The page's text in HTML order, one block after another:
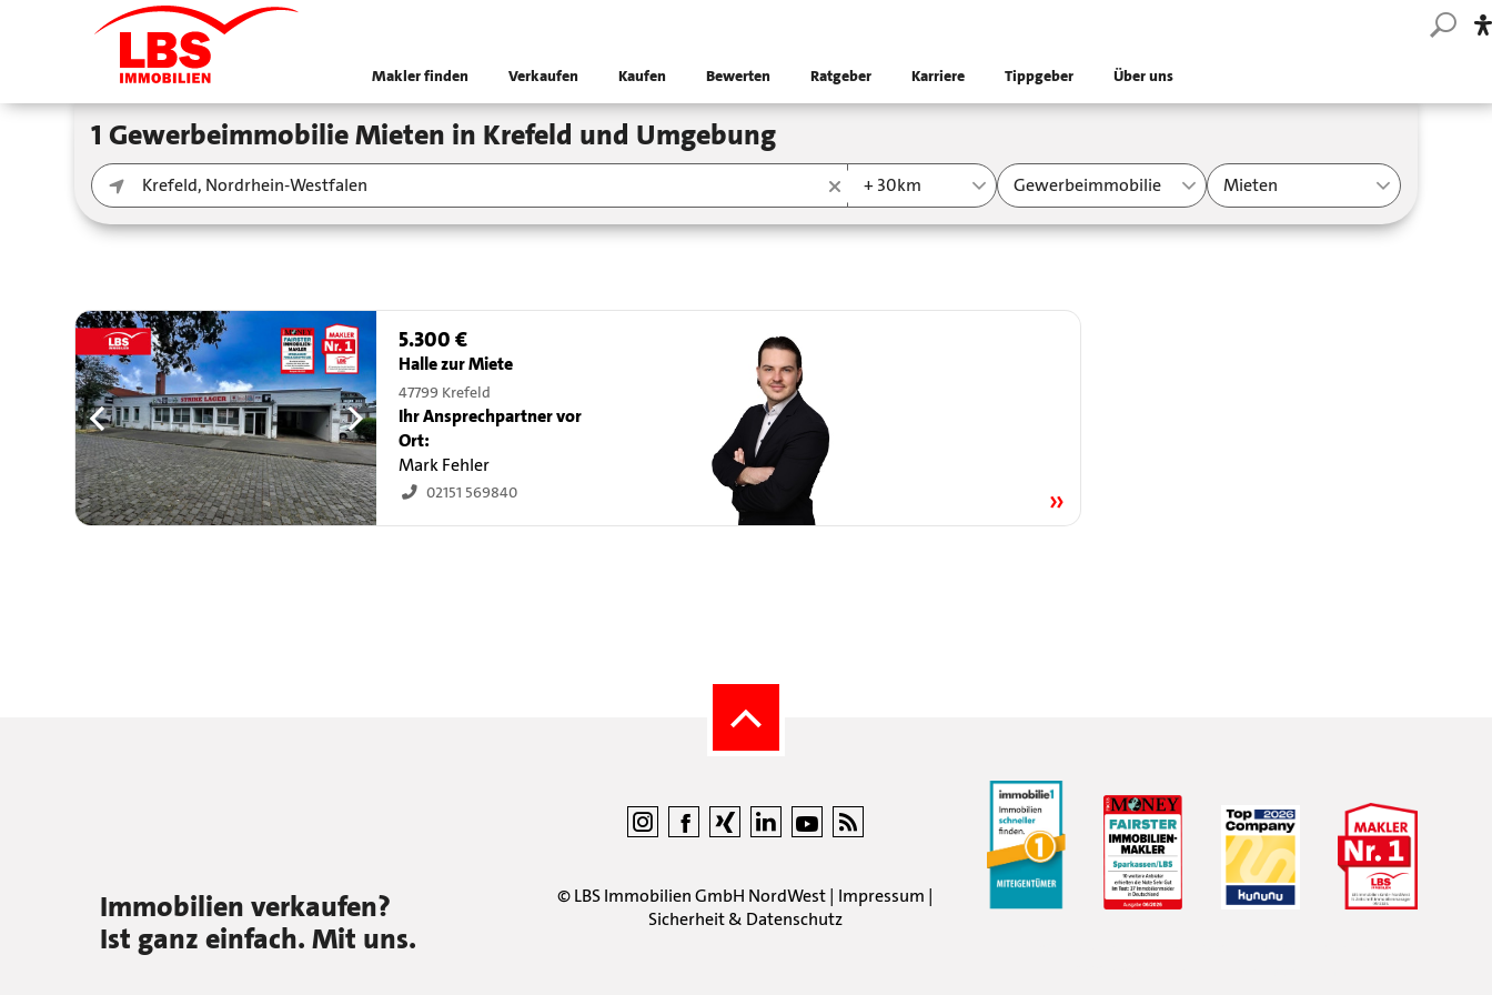
Makler finden Verkaufen Kaufen Bewerten Ratgeber Karriere Tippgeber Über uns
1 Gewerbeimmobilie Mieten in Krefeld und Umgebung
+ 30km Gewerbeimmobilie Mieten
5.300 €
Halle zur Miete
47799 Krefeld
Ihr Ansprechpartner vor
Ort:
Mark Fehler
02151 569840
Immobilien verkaufen?
Ist ganz einfach. Mit uns.
©LBS Immobilien GmbH NordWest| Impressum |
Sicherheit & Datenschutz